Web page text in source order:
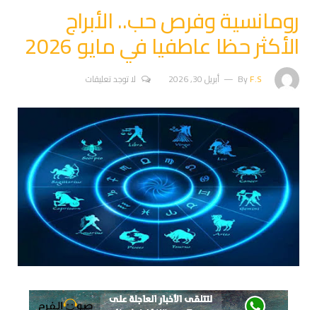
رومانسية وفرص حب.. الأبراج
الأكثر حظا عاطفيا في مايو 2026
ByF.S أبريل 30, 2026 لا توجد تعليقات